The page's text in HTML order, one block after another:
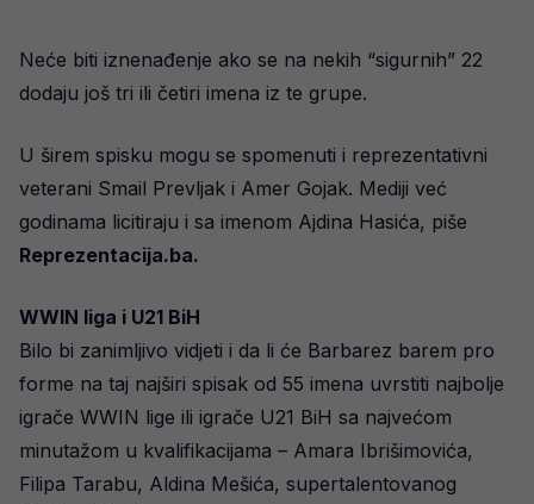
Neće biti iznenađenje ako se na nekih “sigurnih” 22
dodaju još tri ili četiri imena iz te grupe.
U širem spisku mogu se spomenuti i reprezentativni
veterani Smail Prevljak i Amer Gojak. Mediji već
godinama licitiraju i sa imenom Ajdina Hasića, piše
Reprezentacija.ba.
WWIN liga i U21 BiH
Bilo bi zanimljivo vidjeti i da li će Barbarez barem pro
forme na taj najširi spisak od 55 imena uvrstiti najbolje
igrače WWIN lige ili igrače U21 BiH sa najvećom
minutažom u kvalifikacijama – Amara Ibrišimovića,
Filipa Tarabu, Aldina Mešića, supertalentovanog